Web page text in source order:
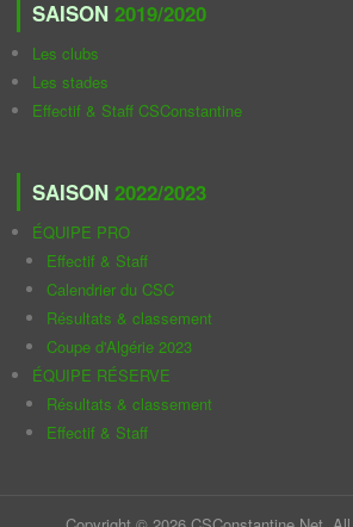
SAISON 2019/2020
Les clubs
Les stades
Effectif & Staff CSConstantine
SAISON 2022/2023
ÉQUIPE PRO
Effectif & Staff
Calendrier du CSC
Résultats & classement
Coupe d'Algérie 2023
ÉQUIPE RÉSERVE
Résultats & classement
Effectif & Staff